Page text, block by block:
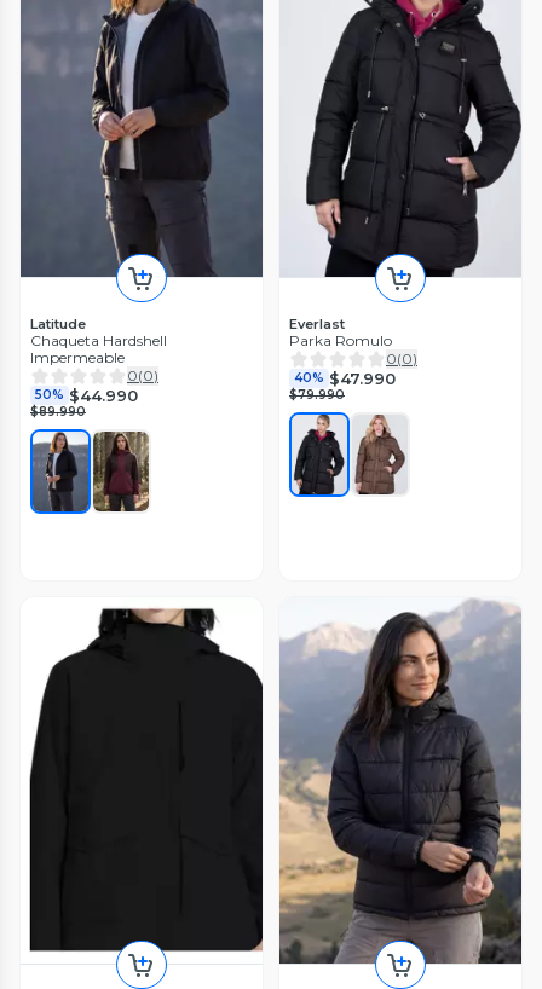
Latitude
Chaqueta Hardshell
Impermeable
0(0)
50% $44.990
$89.990
Everlast
Parka Romulo
0(0)
40% $47.990
$79.990